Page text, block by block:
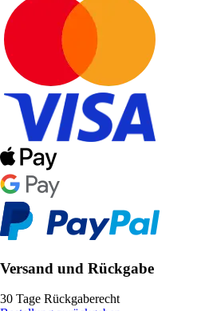
Versand und Rückgabe
30 Tage Rückgaberecht